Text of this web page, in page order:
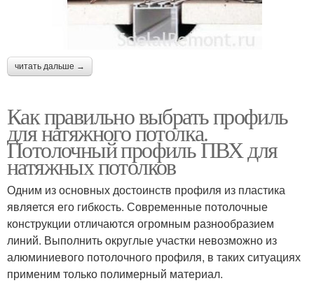
читать дальше →
Как правильно выбрать профиль
для натяжного потолка.
Потолочный профиль ПВХ для
натяжных потолков
Одним из основных достоинств профиля из пластика
является его гибкость. Современные потолочные
конструкции отличаются огромным разнообразием
линий. Выполнить округлые участки невозможно из
алюминиевого потолочного профиля, в таких ситуациях
применим только полимерный материал.